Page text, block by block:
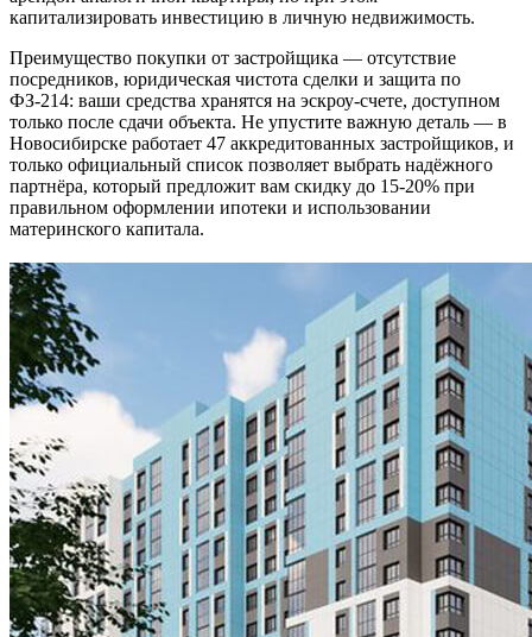
капитализировать инвестицию в личную недвижимость.
Преимущество покупки от застройщика — отсутствие
посредников, юридическая чистота сделки и защита по
ФЗ-214: ваши средства хранятся на эскроу-счете, доступном
только после сдачи объекта. Не упустите важную деталь — в
Новосибирске работает 47 аккредитованных застройщиков, и
только официальный список позволяет выбрать надёжного
партнёра, который предложит вам скидку до 15-20% при
правильном оформлении ипотеки и использовании
материнского капитала.